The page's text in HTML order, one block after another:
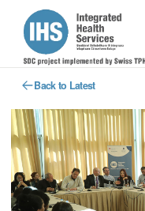
Back to Latest